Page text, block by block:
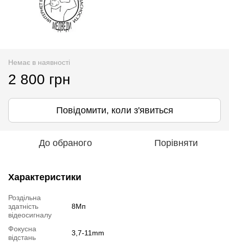
Немає в наявності
2 800 грн
Повідомити, коли з'явиться
До обраного Порівняти
Характеристики
Роздільна
здатність
відеосигналу
8Мп
Фокусна
відстань
3,7-11mm